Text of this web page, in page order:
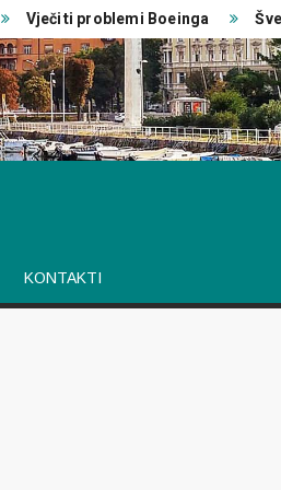
Vječiti problemi Boeinga
KONTAKTI